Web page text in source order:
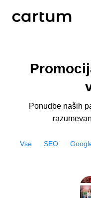
Ponudbe naših
Vse SEO